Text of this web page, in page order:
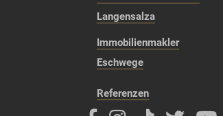
Langensalza
Immobilienmakler
Eschwege
Referenzen